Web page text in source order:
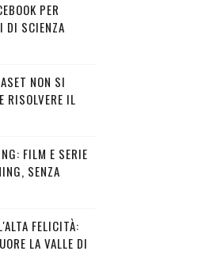
PER
DI SCIENZA
NON SI
RISOLVERE IL
FILM E SERIE
SENZA
FELICITÀ:
LA VALLE DI